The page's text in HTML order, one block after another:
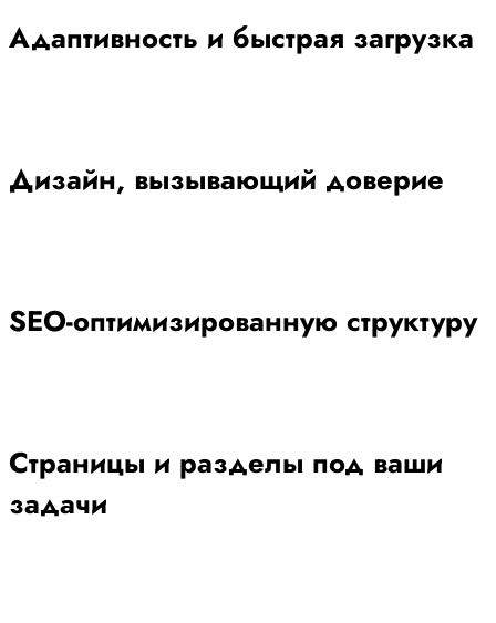
Адаптивность и быстрая загрузка
Дизайн, вызывающий доверие
SEO-оптимизированную структуру
Страницы и разделы под ваши
задачи